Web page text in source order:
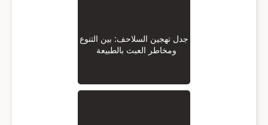
جدل تهجين السلاحف: بين التنوع
ومخاطر العبث بالطبيعة